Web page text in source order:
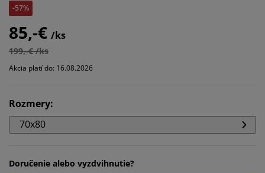
-57%
85,-€ /ks
199,-€ /ks
Akcia platí do: 16.08.2026
Rozmery:
70x80
Doručenie alebo vyzdvihnutie?